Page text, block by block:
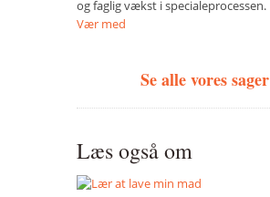
og faglig vækst i specialeprocessen.
Vær med
Se alle vores sager
Læs også om